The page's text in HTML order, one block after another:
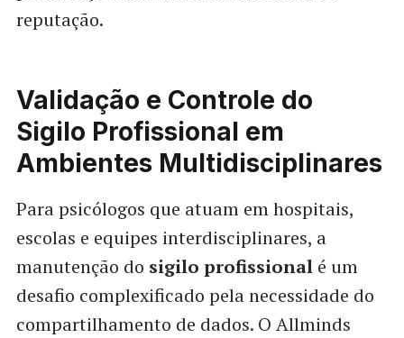
reputação.
Validação e Controle do
Sigilo Profissional em
Ambientes Multidisciplinares
Para psicólogos que atuam em hospitais,
escolas e equipes interdisciplinares, a
manutenção do sigilo profissionalé um
desafio complexificado pela necessidade do
compartilhamento de dados. O Allminds